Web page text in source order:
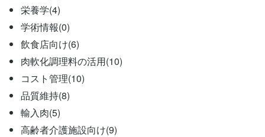
栄養学(4)
学術情報(0)
飲食店向け(6)
肉軟化調理料の活用(10)
コスト管理(10)
品質維持(8)
輸入肉(5)
高齢者介護施設向け(9)